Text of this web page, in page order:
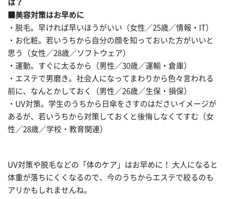
は？
■美容対策はお早めに
・脱毛。早ければ早いほうがいい（女性／25歳／情報・IT）
・お化粧。若いうちから自分の顔を知っておいた方がいいと
思う（女性／28歳／ソフトウェア）
・運動。すぐに太るから（男性／30歳／運輸・倉庫）
・エステで男磨き。社会人になってまわりから色々言われる
前に、なんとかしておく（男性／26歳／生保・損保）
・UV対策。学生のうちから日傘をさすのはださいイメージが
あるが、若いうちから対策しておくと後悔しなくてすむ（女
性／28歳／学校・教育関連）
UV対策や脱毛などの「体のケア」はお早めに！ 大人になると
体重が落ちにくくなるので、今のうちからエステで絞るのも
アリかもしれませんね。